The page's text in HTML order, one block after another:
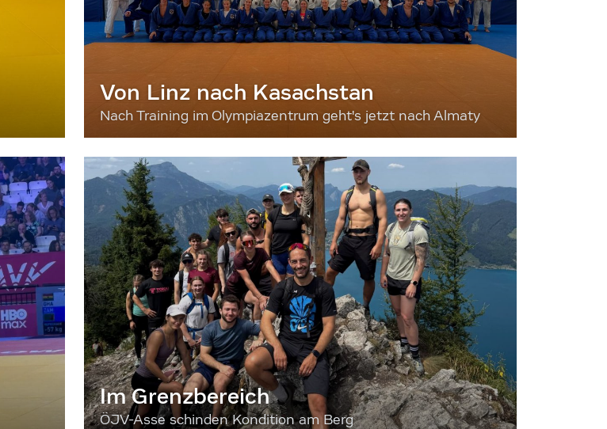
Von Linz nach Kasachstan
Nach Training im Olympiazentrum geht's jetzt nach Almaty
Im Grenzbereich
ÖJV-Asse schinden Kondition am Berg